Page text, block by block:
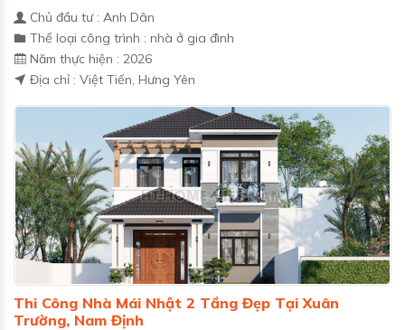
Chủ đầu tư : Anh Dân
Thể loại công trình : nhà ở gia đình
Năm thực hiện : 2026
Địa chỉ : Việt Tiến, Hưng Yên
Thi Công Nhà Mái Nhật 2 Tầng Đẹp Tại Xuân
Trường, Nam Định